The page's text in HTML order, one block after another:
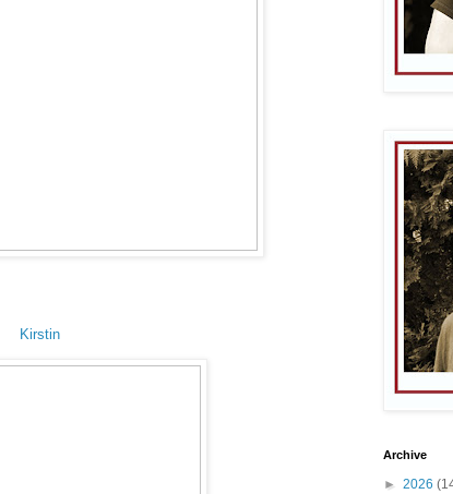
Kirstin
Archive
► 2026